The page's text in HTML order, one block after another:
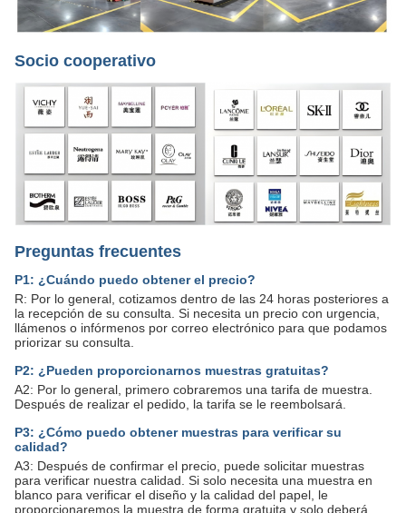
Socio cooperativo
Preguntas frecuentes
P1: ¿Cuándo puedo obtener el precio?
R: Por lo general, cotizamos dentro de las 24 horas posteriores a
la recepción de su consulta. Si necesita un precio con urgencia,
llámenos o infórmenos por correo electrónico para que podamos
priorizar su consulta.
P2: ¿Pueden proporcionarnos muestras gratuitas?
A2: Por lo general, primero cobraremos una tarifa de muestra.
Después de realizar el pedido, la tarifa se le reembolsará.
P3: ¿Cómo puedo obtener muestras para verificar su
calidad?
A3: Después de confirmar el precio, puede solicitar muestras
para verificar nuestra calidad. Si solo necesita una muestra en
blanco para verificar el diseño y la calidad del papel, le
proporcionaremos la muestra de forma gratuita y solo deberá